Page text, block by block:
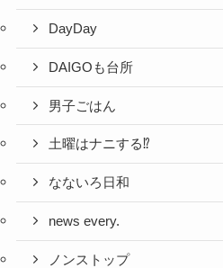
DayDay
DAIGOも台所
男子ごはん
土曜はナニする⁉
なないろ日和
news every.
ノンストップ